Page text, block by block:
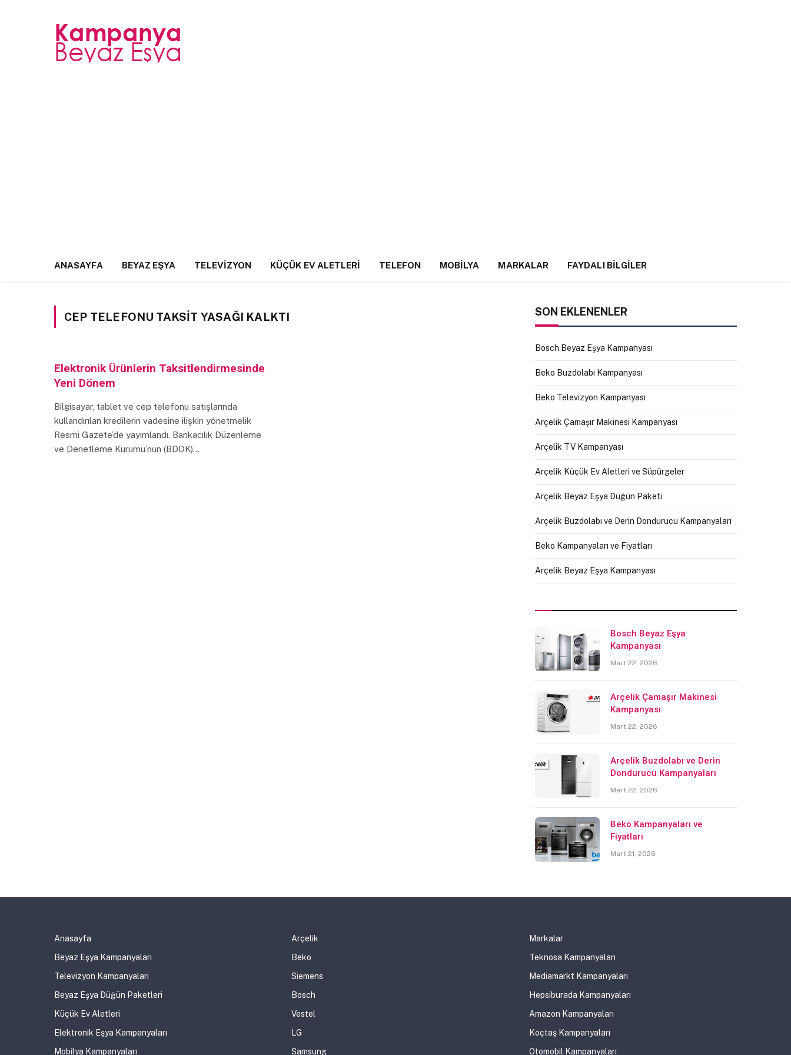
ANASAYFA BEYAZ EŞYA TELEVIZYON KÜÇÜK EV ALETLERI TELEFON MOBILYA MARKALAR FAYDALI BILGILER
CEP TELEFONU TAKSIT YASAĞI KALKTI
Elektronik Ürünlerin Taksitlendirmesinde
Yeni Dönem
Bilgisayar, tablet ve cep telefonu satışlarında
kullandırılan kredilerin vadesine ilişkin yönetmelik
Resmi Gazete’de yayımlandı. Bankacılık Düzenleme
ve Denetleme Kurumu’nun (BDDK)…
SON EKLENENLER
Bosch Beyaz Eşya Kampanyası
Beko Buzdolabı Kampanyası
Beko Televizyon Kampanyası
Arçelik Çamaşır Makinesi Kampanyası
Arçelik TV Kampanyası
Arçelik Küçük Ev Aletleri ve Süpürgeler
Arçelik Beyaz Eşya Düğün Paketi
Arçelik Buzdolabı ve Derin Dondurucu Kampanyaları
Beko Kampanyaları ve Fiyatları
Arçelik Beyaz Eşya Kampanyası
Bosch Beyaz Eşya
Kampanyası
Mart 22, 2026
Arçelik Çamaşır Makinesi
Kampanyası
Mart 22, 2026
Arçelik Buzdolabı ve Derin
Dondurucu Kampanyaları
Mart 22, 2026
Beko Kampanyaları ve
Fiyatları
Mart 21, 2026
Anasayfa
Beyaz Eşya Kampanyaları
Televizyon Kampanyaları
Beyaz Eşya Düğün Paketleri
Küçük Ev Aletleri
Elektronik Eşya Kampanyaları
Mobilya Kampanyaları
Arçelik
Beko
Siemens
Bosch
Vestel
LG
Samsung
Markalar
Teknosa Kampanyaları
Mediamarkt Kampanyaları
Hepsiburada Kampanyaları
Amazon Kampanyaları
Koçtaş Kampanyaları
Otomobil Kampanyaları